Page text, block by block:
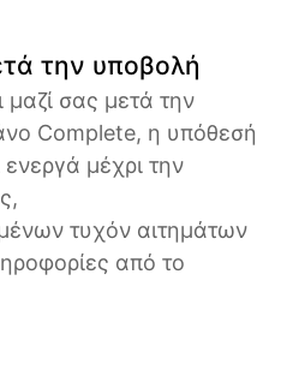
την υποβολή
σας μετά την
Complete, η υπόθεσή
ενεργά μέχρι την
τυχόν αιτημάτων
από το